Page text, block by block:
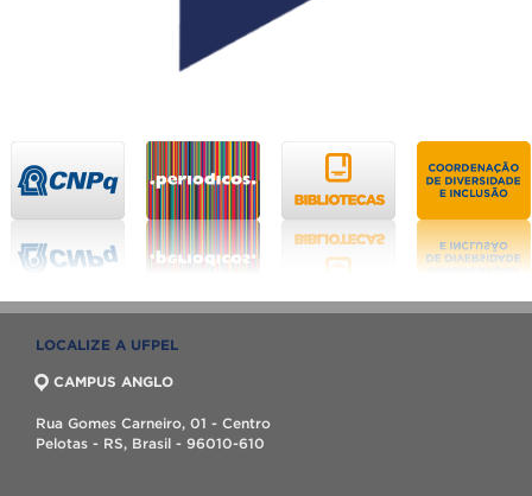
LOCALIZE A UFPEL
CAMPUS ANGLO
Rua Gomes Carneiro, 01 - Centro
Pelotas - RS, Brasil - 96010-610